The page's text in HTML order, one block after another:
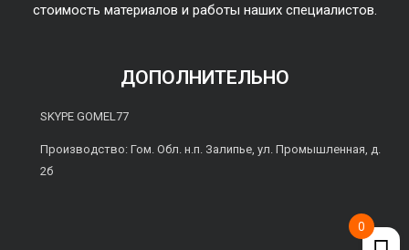
стоимость материалов и работы наших специалистов.
ДОПОЛНИТЕЛЬНО
SKYPE GOMEL77
Производство: Гом. Обл. н.п. Залипье, ул. Промышленная, д.
2б
0